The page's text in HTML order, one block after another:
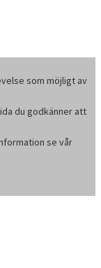
som möjligt av
du godkänner att
se vår